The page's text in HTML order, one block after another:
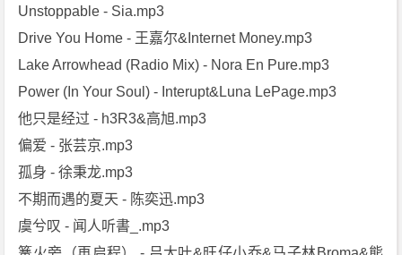
Unstoppable - Sia.mp3
Drive You Home - 王嘉尔&Internet Money.mp3
Lake Arrowhead (Radio Mix) - Nora En Pure.mp3
Power (In Your Soul) - Interupt&Luna LePage.mp3
他只是经过 - h3R3&高旭.mp3
偏爱 - 张芸京.mp3
孤身 - 徐秉龙.mp3
不期而遇的夏天 - 陈奕迅.mp3
虞兮叹 - 闻人听書_.mp3